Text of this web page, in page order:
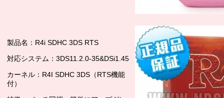
製品名：R4i SDHC 3DS RTS
対応システム：3DS11.2.0-35&DSi1.45
カーネル：R4I SDHC 3DS（RTS機能
付）